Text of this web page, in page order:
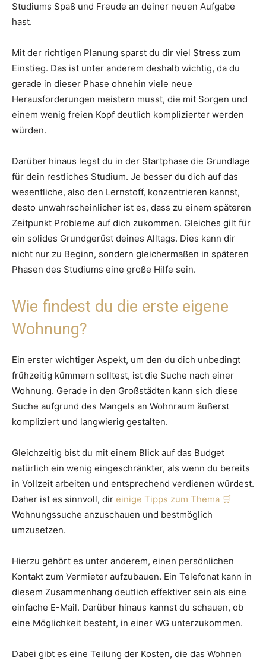
Studiums Spaß und Freude an deiner neuen Aufgabe
hast.
Mit der richtigen Planung sparst du dir viel Stress zum
Einstieg. Das ist unter anderem deshalb wichtig, da du
gerade in dieser Phase ohnehin viele neue
Herausforderungen meistern musst, die mit Sorgen und
einem wenig freien Kopf deutlich komplizierter werden
würden.
Darüber hinaus legst du in der Startphase die Grundlage
für dein restliches Studium. Je besser du dich auf das
wesentliche, also den Lernstoff, konzentrieren kannst,
desto unwahrscheinlicher ist es, dass zu einem späteren
Zeitpunkt Probleme auf dich zukommen. Gleiches gilt für
ein solides Grundgerüst deines Alltags. Dies kann dir
nicht nur zu Beginn, sondern gleichermaßen in späteren
Phasen des Studiums eine große Hilfe sein.
Wie findest du die erste eigene
Wohnung?
Ein erster wichtiger Aspekt, um den du dich unbedingt
frühzeitig kümmern solltest, ist die Suche nach einer
Wohnung. Gerade in den Großstädten kann sich diese
Suche aufgrund des Mangels an Wohnraum äußerst
kompliziert und langwierig gestalten.
Gleichzeitig bist du mit einem Blick auf das Budget
natürlich ein wenig eingeschränkter, als wenn du bereits
in Vollzeit arbeiten und entsprechend verdienen würdest.
Daher ist es sinnvoll, dir einige Tipps zum Thema
Wohnungssuche anzuschauen und bestmöglich
umzusetzen.
Hierzu gehört es unter anderem, einen persönlichen
Kontakt zum Vermieter aufzubauen. Ein Telefonat kann in
diesem Zusammenhang deutlich effektiver sein als eine
einfache E-Mail. Darüber hinaus kannst du schauen, ob
eine Möglichkeit besteht, in einer WG unterzukommen.
Dabei gibt es eine Teilung der Kosten, die das Wohnen